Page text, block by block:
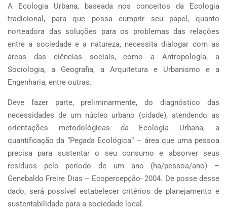
A Ecologia Urbana, baseada nos conceitos da Ecologia
tradicional, para que possa cumprir seu papel, quanto
norteadora das soluções para os problemas das relações
entre a sociedade e a natureza, necessita dialogar com as
áreas das ciências sociais, como a Antropologia, a
Sociologia, a Geografia, a Arquitetura e Urbanismo e a
Engenharia, entre outras.
Deve fazer parte, preliminarmente, do diagnóstico das
necessidades de um núcleo urbano (cidade), atendendo as
orientações metodológicas da Ecologia Urbana, a
quantificação da “Pegada Ecológica” – área que uma pessoa
precisa para sustentar o seu consumo e absorver seus
resíduos pelo período de um ano (ha/pessoa/ano) –
Genebaldo Freire Dias – Ecopercepção- 2004. De posse desse
dado, será possível estabelecer critérios de planejamento e
sustentabilidade para a sociedade local.